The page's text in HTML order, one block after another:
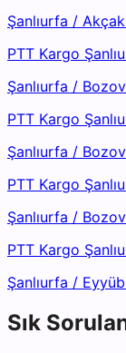
Şanlıurfa /
PTT Kargo
Şanlıurfa /
PTT Kargo
Şanlıurfa /
PTT Kargo
Şanlıurfa /
PTT Kargo
Şanlıurfa /
Sık